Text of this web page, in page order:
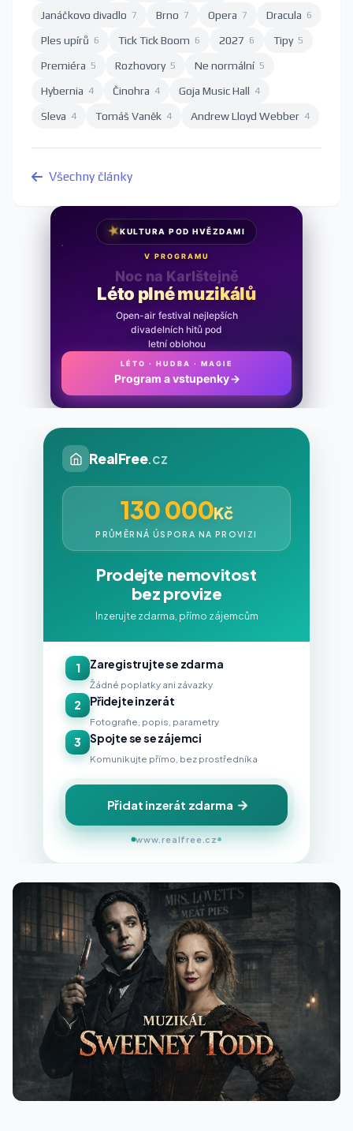
Janáčkovo divadlo 7 Brno 7 Opera 7 Dracula 6
Ples upírů 6 Tick Tick Boom 6 2027 6 Tipy 5
Premiéra 5 Rozhovory 5 Ne normální 5
Hybernia 4 Činohra 4 Goja Music Hall 4
Sleva 4 Tomáš Vaněk 4 Andrew Lloyd Webber 4
Všechny články
★KULTURA POD HVĚZDAMI
V PROGRAMU
Noc na Karlštejně
Léto plné muzikálů
Open-air festival nejlepších
divadelních hitů pod
letní oblohou
LÉTO · HUDBA · MAGIE
Program a vstupenky→
RealFree.cz
130 000Kč
PRŮMĚRNÁ ÚSPORA NA PROVIZI
Prodejte nemovitost
bez provize
Inzerujte zdarma, přímo zájemcům
1 Zaregistrujte se zdarma
Žádné poplatky ani závazky
2 Přidejte inzerát
Fotografie, popis, parametry
3 Spojte se se zájemci
Komunikujte přímo, bez prostředníka
Přidat inzerát zdarma
www.realfree.cz